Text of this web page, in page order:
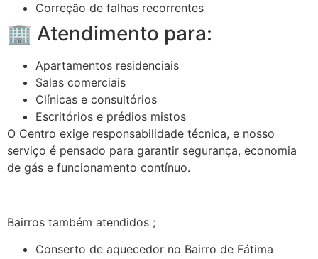
Correção de falhas recorrentes
🏢 Atendimento para:
Apartamentos residenciais
Salas comerciais
Clínicas e consultórios
Escritórios e prédios mistos
O Centro exige responsabilidade técnica, e nosso
serviço é pensado para garantir segurança, economia
de gás e funcionamento contínuo.
Bairros também atendidos ;
Conserto de aquecedor no Bairro de Fátima